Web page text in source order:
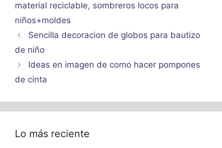
material reciclable, sombreros locos para
niños+moldes
Sencilla decoracion de globos para bautizo
de niño
Ideas en imagen de como hacer pompones
de cinta
Lo más reciente